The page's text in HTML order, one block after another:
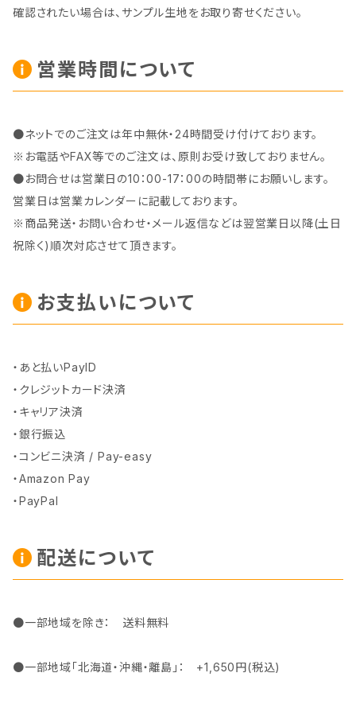
確認されたい場合は、サンプル生地をお取り寄せください。
営業時間について
●ネットでのご注文は年中無休・24時間受け付けております。
※お電話やFAX等でのご注文は、原則お受け致しておりません。
●お問合せは営業日の10：00-17：00の時間帯にお願いします。
営業日は営業カレンダーに記載しております。
※商品発送・お問い合わせ・メール返信などは翌営業日以降(土日
祝除く)順次対応させて頂きます。
お支払いについて
・あと払いPayID
・クレジットカード決済
・キャリア決済
・銀行振込
・コンビニ決済 / Pay-easy
・Amazon Pay
・PayPal
配送について
●一部地域を除き： 送料無料
●一部地域「北海道・沖縄・離島」： +1,650円(税込)